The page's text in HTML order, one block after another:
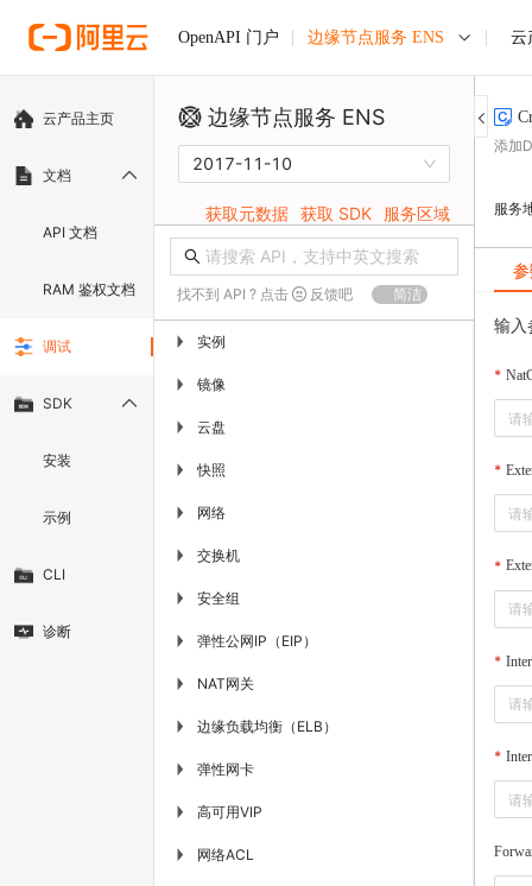
OpenAPI 门户 边缘节点服务 ENS 云
云产品主页
文档
API 文档
RAM 鉴权文档
调试
SDK
安装
示例
CLI
诊断
边缘节点服务 ENS
2017-11-10
获取元数据 获取 SDK 服务区域
找不到 API ? 点击 反馈吧 简洁
▶ 实例
▶ 镜像
▶ 云盘
▶ 快照
▶ 网络
▶ 交换机
▶ 安全组
▶ 弹性公网IP（EIP）
▶ NAT网关
▶ 边缘负载均衡（ELB）
▶ 弹性网卡
▶ 高可用VIP
▶ 网络ACL
添加
服务
输入